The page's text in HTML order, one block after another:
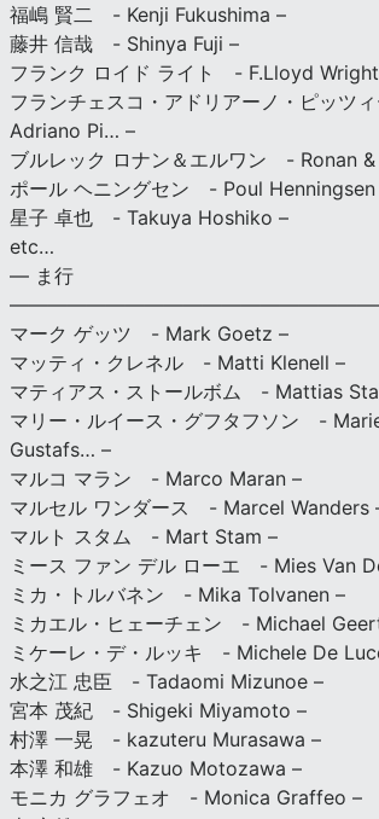
福嶋 賢二 - Kenji Fukushima –
藤井 信哉 - Shinya Fuji –
フランク ロイド ライト - F.Lloyd
フランチェスコ・アドリアーノ・ピッツ
Adriano Pi… –
ブルレック ロナン＆エルワン - Ronan
ポール ヘニングセン - Poul Henningsen
星子 卓也 - Takuya Hoshiko –
etc…
— ま行
マーク ゲッツ - Mark Goetz –
マッティ・クレネル - Matti Klenell –
マティアス・ストールボム - Mattias
マリー・ルイース・グフタフソン -
Gustafs… –
マルコ マラン - Marco Maran –
マルセル ワンダース - Marcel Wanders
マルト スタム - Mart Stam –
ミース ファン デル ローエ - Mies Van
ミカ・トルバネン - Mika Tolvanen –
ミカエル・ヒェーチェン - Michael
ミケーレ・デ・ルッキ - Michele De
水之江 忠臣 - Tadaomi Mizunoe –
宮本 茂紀 - Shigeki Miyamoto –
村澤 一晃 - kazuteru Murasawa –
本澤 和雄 - Kazuo Motozawa –
モニカ グラフェオ - Monica Graffeo –